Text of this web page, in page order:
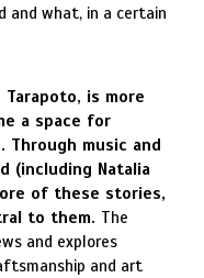
and what, in a certain
is more
a space for
Through music and
(including Natalia
of these stories,
to them. The
and explores
and art